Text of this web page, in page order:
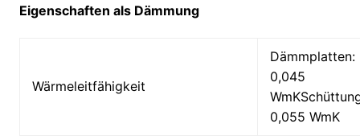
Eigenschaften als Dämmung
Wärmeleitfähigkeit
Dämmplatten:
0,045
0,055 WmK